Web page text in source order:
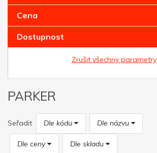
Cena
Dostupnost
Zrušit všechny parametry
PARKER
Seřadit Dle kódu Dle názvu
Dle ceny Dle skladu